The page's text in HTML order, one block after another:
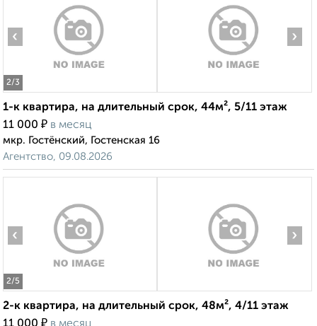
2/3
‹ ›
1-к квартира, на длительный срок, 44м², 5/11 этаж
11 000 ₽ в месяц
мкр. Гостёнский, Гостенская 16
Агентство, 09.08.2026
2/5
‹ ›
2-к квартира, на длительный срок, 48м², 4/11 этаж
₽